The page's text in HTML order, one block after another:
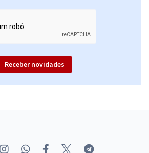
Receber novidades